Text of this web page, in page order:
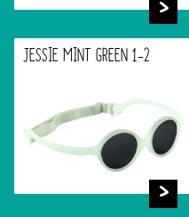
JESSIE MINT GREEN 1-2